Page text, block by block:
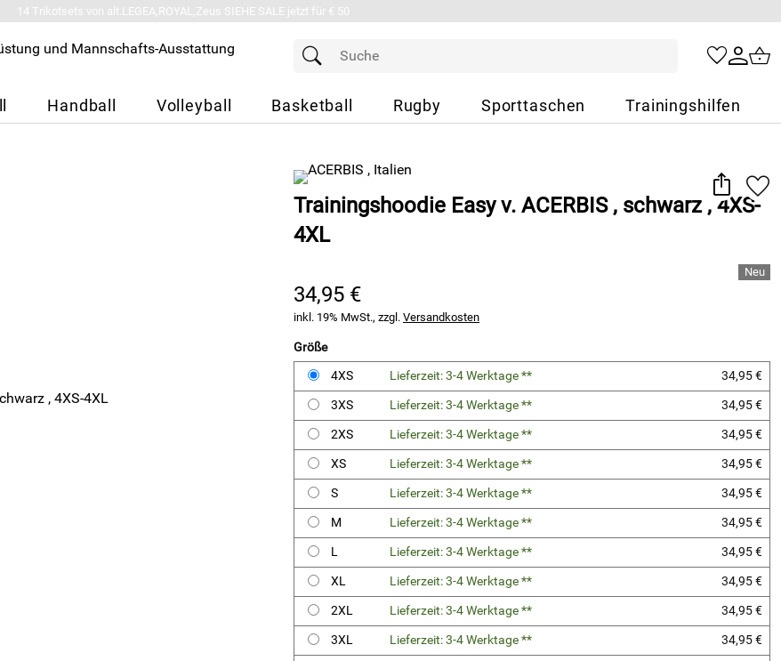
14 Trikotsets von alt.LEGEA,ROYAL,Zeus SIEHE SALE jetzt für € 50
Handball Volleyball Basketball Rugby Sporttaschen Trainingshilfen
Trainingshoodie Easy v. ACERBIS , schwarz , 4XS-
4XL
34,95 €
inkl. 19% MwSt., zzgl. Versandkosten
Größe
4XS
Lieferzeit: 3-4 Werktage **
34,95 €
3XS
Lieferzeit: 3-4 Werktage **
34,95 €
2XS
Lieferzeit: 3-4 Werktage **
34,95 €
XS
Lieferzeit: 3-4 Werktage **
34,95 €
S
Lieferzeit: 3-4 Werktage **
34,95 €
M
Lieferzeit: 3-4 Werktage **
34,95 €
L
Lieferzeit: 3-4 Werktage **
34,95 €
XL
Lieferzeit: 3-4 Werktage **
34,95 €
2XL
Lieferzeit: 3-4 Werktage **
34,95 €
3XL
Lieferzeit: 3-4 Werktage **
34,95 €